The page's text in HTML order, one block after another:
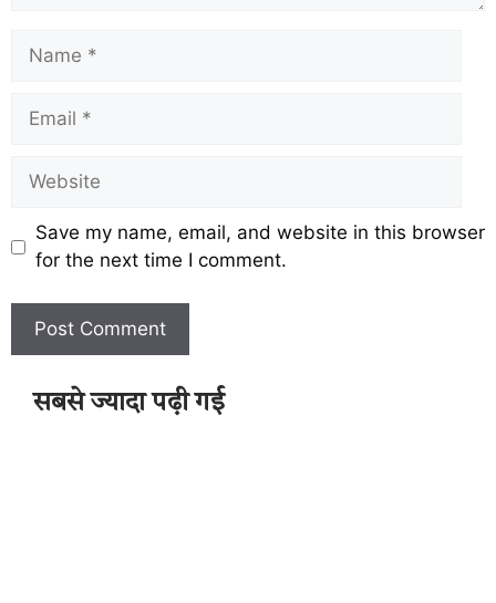
Save my name, email, and website in this browser
for the next time I comment.
सबसे ज्यादा पढ़ी गई